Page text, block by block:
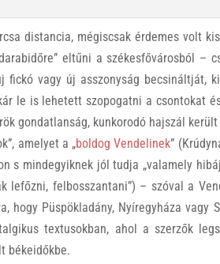
distancia, mégiscsak érdemes volt
eltűni a székesfővárosból –
fickó vagy új asszonyság becsináltját,
le is lehetett szopogatni a csontokat
gondatlanság, kunkorodó hajszál
amelyet a „boldog Vendelinek”
s mindegyiknek jól tudja „valamely
lefőzni, felbosszantani”) – szóval a
hogy Püspökladány, Nyíregyháza
textusokban, ahol a szerzők
békeidőkbe.